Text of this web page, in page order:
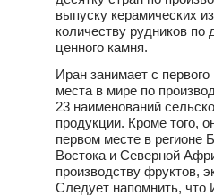
выпуску керамических
количеству рудников
ценного камня.
Иран занимает с первого
места в мире по
23 наименований
продукции. Кроме того,
первом месте в регионе
Востока и Северной
производству фруктов,
Следует напомнить, что